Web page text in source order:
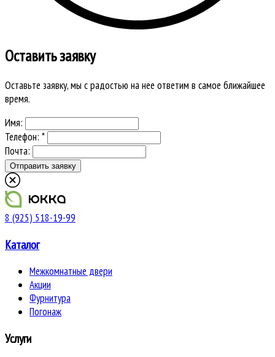
Оставить заявку
Оставьте заявку, мы с радостью на нее ответим в самое ближайшее
время.
Имя:
Телефон: *
Почта:
8 (925) 518-19-99
Каталог
Межкомнатные двери
Акции
Фурнитура
Погонаж
Услуги